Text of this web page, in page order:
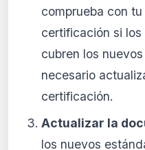
comprueba con
certificación si
cubren los
necesario
certificación.
Actualizar la
los nuevos